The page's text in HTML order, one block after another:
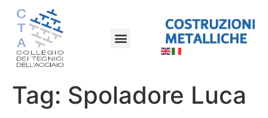
Tag: Spoladore Luca